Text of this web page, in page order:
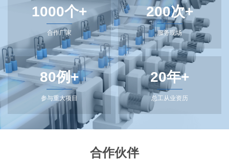
1000个+
合作厂家
200次+
服务现场
80例+
参与重大项目
20年+
总工从业资历
合作伙伴